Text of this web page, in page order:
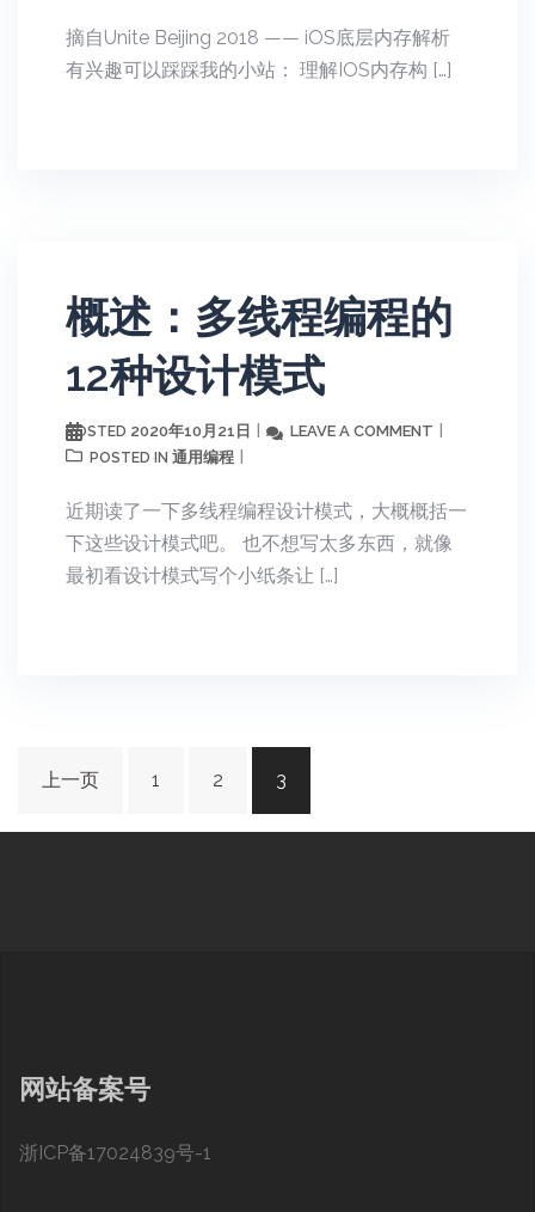
摘自Unite Beijing 2018 —— iOS底层内存解析
有兴趣可以踩踩我的小站： 理解IOS内存构 […]
概述：多线程编程的
12种设计模式
POSTED 2020年10月21日 LEAVE A COMMENT
POSTED IN 通用编程
近期读了一下多线程编程设计模式，大概概括一
下这些设计模式吧。 也不想写太多东西，就像
最初看设计模式写个小纸条让 […]
章
分
上一页 1 2 3
网站备案号
浙ICP备17024839号-1